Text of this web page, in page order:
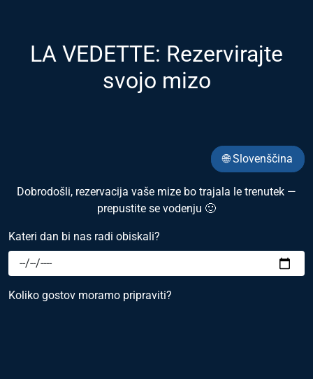
LA VEDETTE: Rezervirajte
svojo mizo
🌐 Slovenščina
Dobrodošli, rezervacija vaše mize bo trajala le trenutek —
prepustite se vodenju 🙂
Kateri dan bi nas radi obiskali?
Koliko gostov moramo pripraviti?